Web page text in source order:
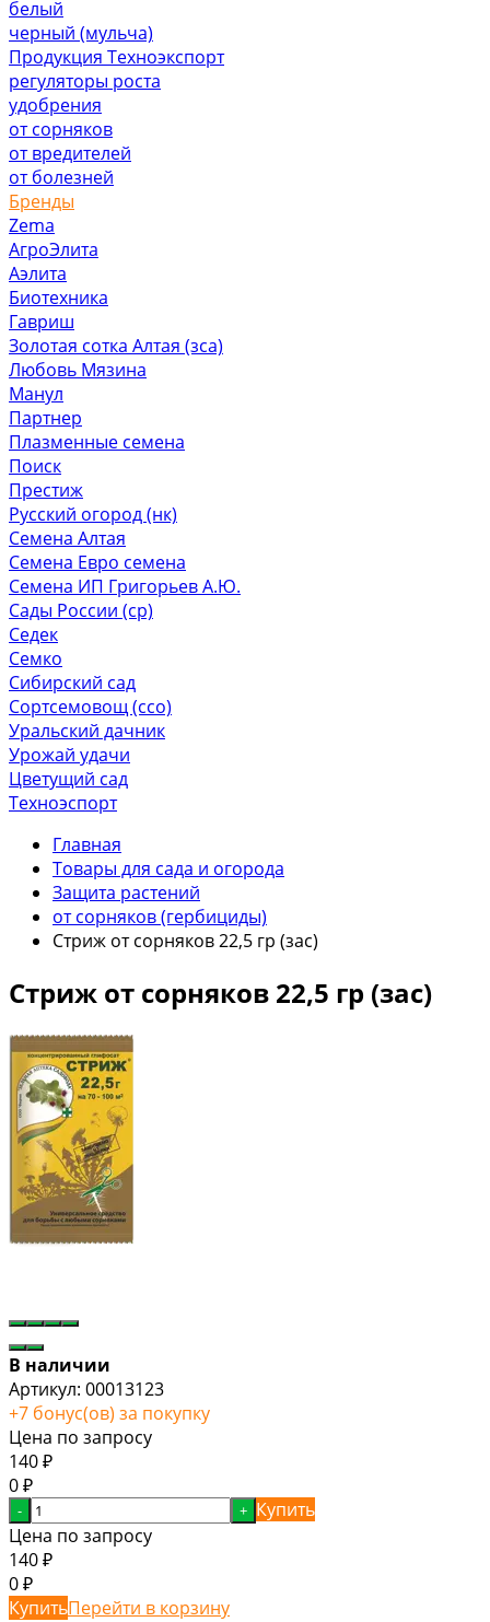
белый
черный (мульча)
Продукция Техноэкспорт
регуляторы роста
удобрения
от сорняков
от вредителей
от болезней
Бренды
Zema
АгроЭлита
Аэлита
Биотехника
Гавриш
Золотая сотка Алтая (зса)
Любовь Мязина
Манул
Партнер
Плазменные семена
Поиск
Престиж
Русский огород (нк)
Семена Алтая
Семена Евро семена
Семена ИП Григорьев А.Ю.
Сады России (ср)
Седек
Семко
Сибирский сад
Сортсемовощ (ссо)
Уральский дачник
Урожай удачи
Цветущий сад
Техноэспорт
Главная
Товары для сада и огорода
Защита растений
от сорняков (гербициды)
Стриж от сорняков 22,5 гр (зас)
Стриж от сорняков 22,5 гр (зас)
В наличии
Артикул: 00013123
+7 бонус(ов) за покупку
Цена по запросу
140 ₽
0 ₽
- + Купить
Цена по запросу
140 ₽
0 ₽
КупитьПерейти в корзину